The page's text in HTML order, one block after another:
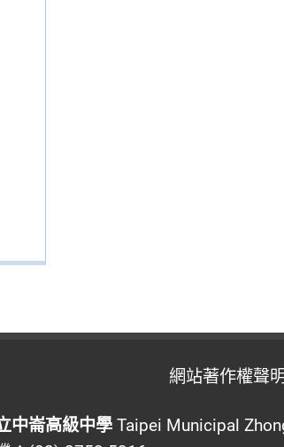
網站著作權聲明
中崙高級中學Taipei Municipal